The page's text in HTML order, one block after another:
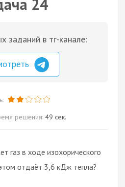
24
заданий в тг-канале:
решения: 49 сек.
газ в ходе изохорического
отдаёт 3,6 кДж тепла?